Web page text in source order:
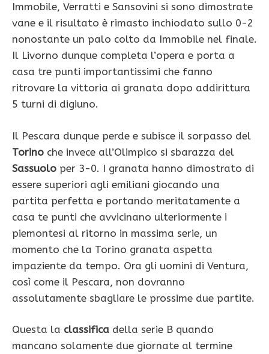
Immobile, Verratti e Sansovini si sono dimostrate
vane e il risultato è rimasto inchiodato sullo 0-2
nonostante un palo colto da Immobile nel finale.
Il Livorno dunque completa l’opera e porta a
casa tre punti importantissimi che fanno
ritrovare la vittoria ai granata dopo addirittura
5 turni di digiuno.
Il Pescara dunque perde e subisce il sorpasso del
Torino che invece all’Olimpico si sbarazza del
Sassuolo per 3-0. I granata hanno dimostrato di
essere superiori agli emiliani giocando una
partita perfetta e portando meritatamente a
casa te punti che avvicinano ulteriormente i
piemontesi al ritorno in massima serie, un
momento che la Torino granata aspetta
impaziente da tempo. Ora gli uomini di Ventura,
così come il Pescara, non dovranno
assolutamente sbagliare le prossime due partite.
Questa la classifica della serie B quando
mancano solamente due giornate al termine